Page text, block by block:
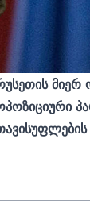
მიერ